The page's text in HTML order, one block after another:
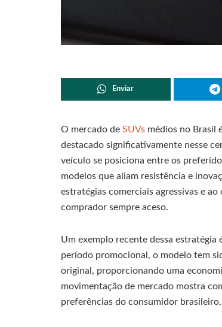
Enviar
O mercado de SUVs médios no Brasil
destacado significativamente nesse
veículo se posiciona entre os
modelos que aliam resistência e
estratégias comerciais agressivas e
comprador sempre aceso.
Um exemplo recente dessa
período promocional, o modelo tem
original, proporcionando uma
movimentação de mercado mostra
preferências do consumidor